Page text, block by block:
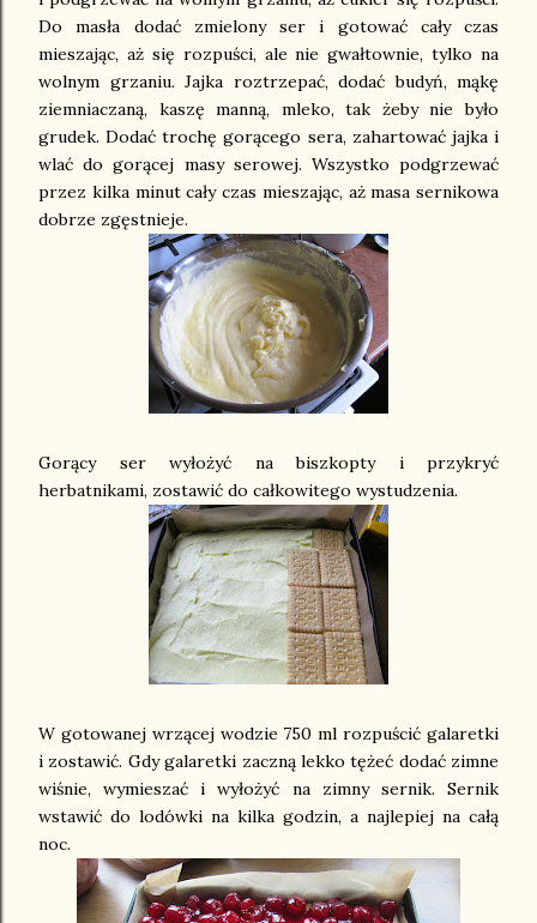
Do masła dodać zmielony ser i gotować cały czas
mieszając, aż się rozpuści, ale nie gwałtownie, tylko na
wolnym grzaniu. Jajka roztrzepać, dodać budyń, mąkę
ziemniaczaną, kaszę manną, mleko, tak żeby nie było
grudek. Dodać trochę gorącego sera, zahartować jajka i
wlać do gorącej masy serowej. Wszystko podgrzewać
przez kilka minut cały czas mieszając, aż masa sernikowa
dobrze zgęstnieje.
Gorący ser wyłożyć na biszkopty i przykryć
herbatnikami, zostawić do całkowitego wystudzenia.
W gotowanej wrzącej wodzie 750 ml rozpuścić galaretki
i zostawić. Gdy galaretki zaczną lekko tężeć dodać zimne
wiśnie, wymieszać i wyłożyć na zimny sernik. Sernik
wstawić do lodówki na kilka godzin, a najlepiej na całą
noc.